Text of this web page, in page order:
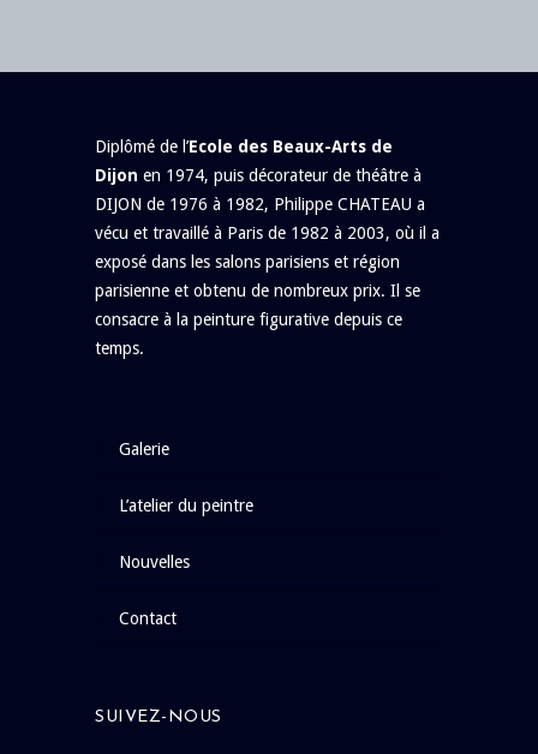
Diplômé de l’Ecole des Beaux-Arts de
Dijon en 1974, puis décorateur de théâtre à
DIJON de 1976 à 1982, Philippe CHATEAU a
vécu et travaillé à Paris de 1982 à 2003, où il a
exposé dans les salons parisiens et région
parisienne et obtenu de nombreux prix. Il se
consacre à la peinture figurative depuis ce
temps.
galerie
l’atelier du peintre
nouvelles
contact
SUIVEZ-NOUS